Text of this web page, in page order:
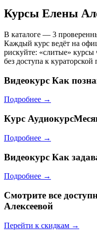
Курсы Елены
В каталоге — 3
Каждый курс ведёт на
рискуйте: «слитые»
без доступа к кураторской
Видеокурс Как
Подробнее →
Курс
Подробнее →
Видеокурс Как
Подробнее →
Смотрите все
Алексеевой
Перейти к скидкам →